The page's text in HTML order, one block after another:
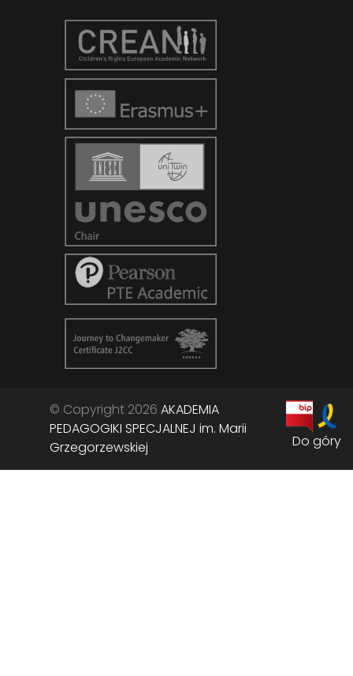
© Copyright 2026 AKADEMIA
PEDAGOGIKI SPECJALNEJ im. Marii
Grzegorzewskiej
Do góry